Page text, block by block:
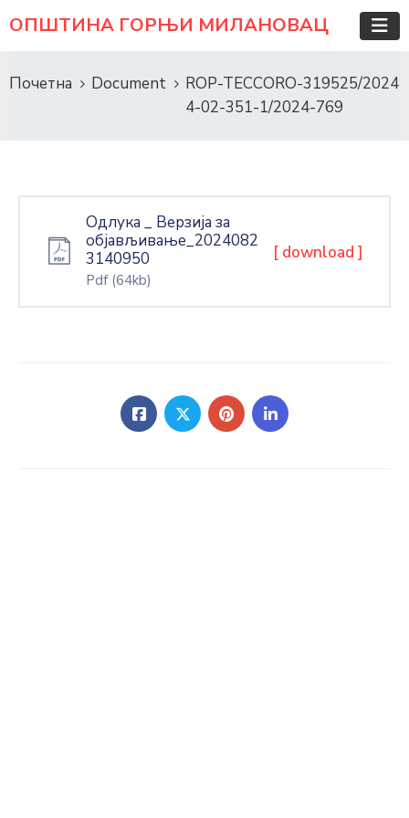
ОПШТИНА ГОРЊИ МИЛАНОВАЦ
Почетна Document
ROP-TECCORO-319525/2024
4-02-351-1/2024-769
Одлука _ Верзија за
објављивање_2024082
3140950
Pdf (64kb)
[ download ]